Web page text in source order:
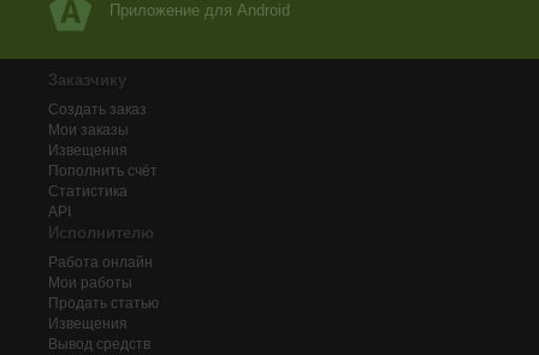
Приложение для Android
Заказчику
Создать заказ
Мои заказы
Извещения
Пополнить счёт
Статистика
API
Исполнителю
Работа онлайн
Мои работы
Продать статью
Извещения
Вывод средств